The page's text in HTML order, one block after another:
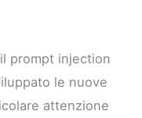
prompt injection
le nuove
attenzione